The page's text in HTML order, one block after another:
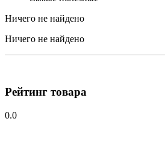
Ничего не найдено
Ничего не найдено
Рейтинг товара
0.0